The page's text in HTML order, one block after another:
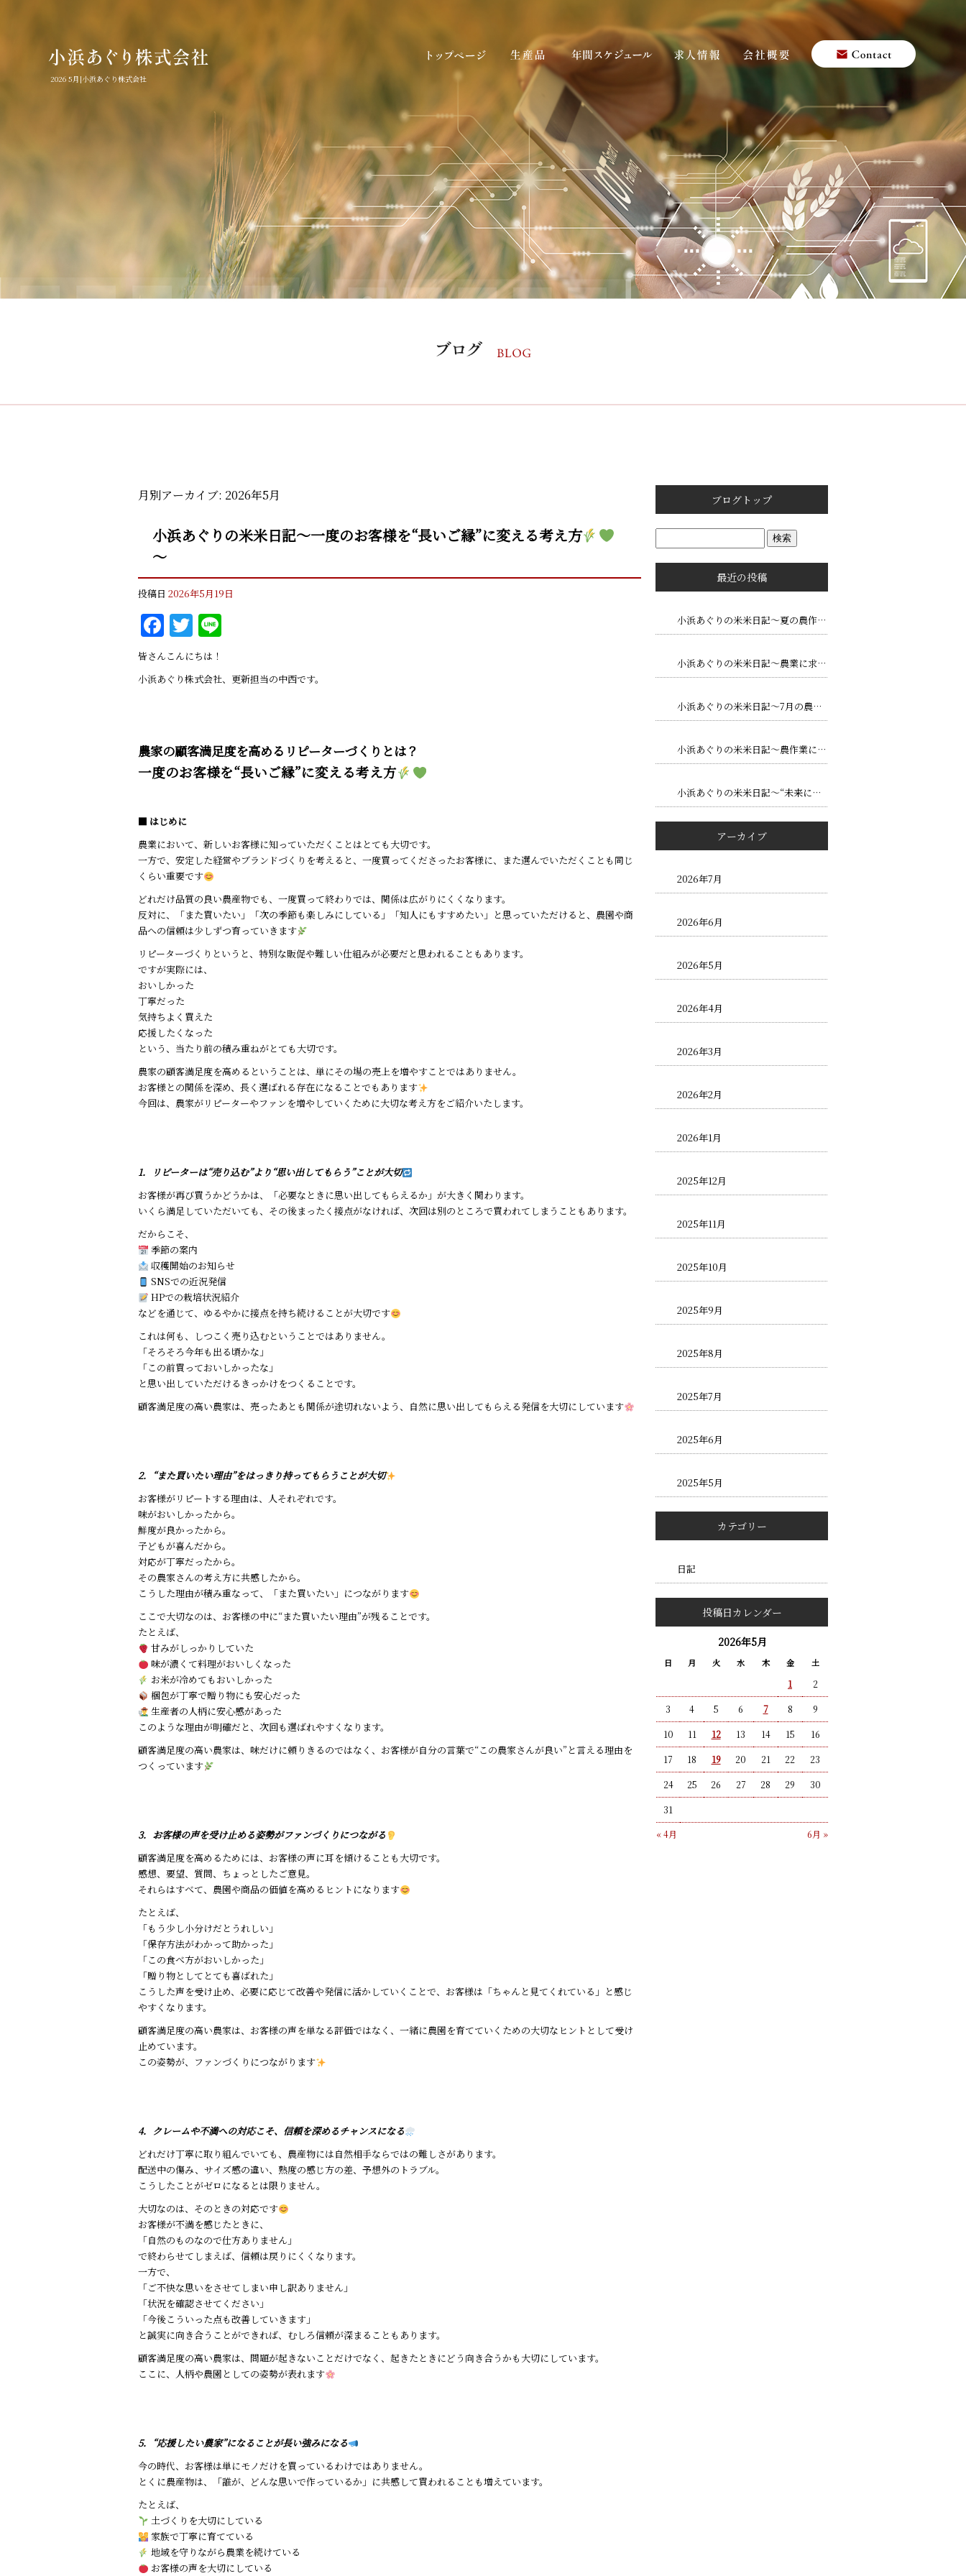
2026 5月|小浜あぐり株式会社
月別アーカイブ: 2026年5月
小浜あぐりの米米日記～一度のお客様を“長いご縁”に変える考え方
～
投稿日 2026年5月19日
F
a
c
e
o
o
k
T
w
it
te
e
皆さんこんにちは！
小浜あぐり株式会社、更新担当の中西です。
農家の顧客満足度を高めるリピーターづくりとは？
一度のお客様を“長いご縁”に変える考え方
■ はじめに
農業において、新しいお客様に知っていただくことはとても大切です。
一方で、安定した経営やブランドづくりを考えると、一度買ってくださったお客様に、また選んでいただくことも同じ
くらい重要です
どれだけ品質の良い農産物でも、一度買って終わりでは、関係は広がりにくくなります。
反対に、「また買いたい」「次の季節も楽しみにしている」「知人にもすすめたい」と思っていただけると、農園や商
品への信頼は少しずつ育っていきます
リピーターづくりというと、特別な販促や難しい仕組みが必要だと思われることもあります。
ですが実際には、
おいしかった
丁寧だった
気持ちよく買えた
応援したくなった
という、当たり前の積み重ねがとても大切です。
農家の顧客満足度を高めるということは、単にその場の売上を増やすことではありません。
お客様との関係を深め、長く選ばれる存在になることでもあります
今回は、農家がリピーターやファンを増やしていくために大切な考え方をご紹介いたします。
1．リピーターは“売り込む”より“思い出してもらう”ことが大切
お客様が再び買うかどうかは、「必要なときに思い出してもらえるか」が大きく関わります。
いくら満足していただいても、その後まったく接点がなければ、次回は別のところで買われてしまうこともあります。
だからこそ、
季節の案内
収穫開始のお知らせ
SNSでの近況発信
HPでの栽培状況紹介
などを通じて、ゆるやかに接点を持ち続けることが大切です
これは何も、しつこく売り込むということではありません。
「そろそろ今年も出る頃かな」
「この前買っておいしかったな」
と思い出していただけるきっかけをつくることです。
顧客満足度の高い農家は、売ったあとも関係が途切れないよう、自然に思い出してもらえる発信を大切にしています
2．“また買いたい理由”をはっきり持ってもらうことが大切
お客様がリピートする理由は、人それぞれです。
味がおいしかったから。
鮮度が良かったから。
子どもが喜んだから。
対応が丁寧だったから。
その農家さんの考え方に共感したから。
こうした理由が積み重なって、「また買いたい」につながります
ここで大切なのは、お客様の中に“また買いたい理由”が残ることです。
たとえば、
甘みがしっかりしていた
味が濃くて料理がおいしくなった
お米が冷めてもおいしかった
梱包が丁寧で贈り物にも安心だった
生産者の人柄に安心感があった
このような理由が明確だと、次回も選ばれやすくなります。
顧客満足度の高い農家は、味だけに頼りきるのではなく、お客様が自分の言葉で“この農家さんが良い”と言える理由を
つくっています
3．お客様の声を受け止める姿勢がファンづくりにつながる
顧客満足度を高めるためには、お客様の声に耳を傾けることも大切です。
感想、要望、質問、ちょっとしたご意見。
それらはすべて、農園や商品の価値を高めるヒントになります
たとえば、
「もう少し小分けだとうれしい」
「保存方法がわかって助かった」
「この食べ方がおいしかった」
「贈り物としてとても喜ばれた」
こうした声を受け止め、必要に応じて改善や発信に活かしていくことで、お客様は「ちゃんと見てくれている」と感じ
やすくなります。
顧客満足度の高い農家は、お客様の声を単なる評価ではなく、一緒に農園を育てていくための大切なヒントとして受け
止めています。
この姿勢が、ファンづくりにつながります
4．クレームや不満への対応こそ、信頼を深めるチャンスになる
どれだけ丁寧に取り組んでいても、農産物には自然相手ならではの難しさがあります。
配送中の傷み、サイズ感の違い、熟度の感じ方の差、予想外のトラブル。
こうしたことがゼロになるとは限りません。
大切なのは、そのときの対応です
お客様が不満を感じたときに、
「自然のものなので仕方ありません」
で終わらせてしまえば、信頼は戻りにくくなります。
一方で、
「ご不快な思いをさせてしまい申し訳ありません」
「状況を確認させてください」
「今後こういった点も改善していきます」
と誠実に向き合うことができれば、むしろ信頼が深まることもあります。
顧客満足度の高い農家は、問題が起きないことだけでなく、起きたときにどう向き合うかも大切にしています。
ここに、人柄や農園としての姿勢が表れます
5．“応援したい農家”になることが長い強みになる
今の時代、お客様は単にモノだけを買っているわけではありません。
とくに農産物は、「誰が、どんな思いで作っているか」に共感して買われることも増えています。
たとえば、
土づくりを大切にしている
家族で丁寧に育てている
地域を守りながら農業を続けている
お客様の声を大切にしている
ブログトップ
最近の投稿
小浜あぐりの米米日記～夏の農作業で大切な暑さ対策と作物管理
小浜あぐりの米米日記～農業に求められる専門性とは
小浜あぐりの米米日記～7月の農作業で気をつけたいポイント
小浜あぐりの米米日記～農作業における安全管理の大切さ
小浜あぐりの米米日記～“未来につながる農業”～
アーカイブ
2026年7月
2026年6月
2026年5月
2026年4月
2026年3月
2026年2月
2026年1月
2025年12月
2025年11月
2025年10月
2025年9月
2025年8月
2025年7月
2025年6月
2025年5月
カテゴリー
日記
投稿日カレンダー
2026年5月
日 月 火 水 木 金 土
« 4月 6月 »
1 2
3 4 5 6 7 8 9
10 11 12 13 14 15 16
17 18 19 20 21 22 23
24 25 26 27 28 29 30
31